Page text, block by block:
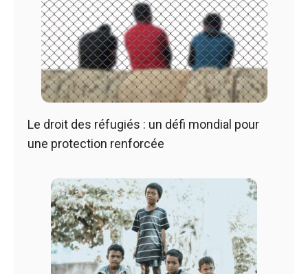
Le droit des réfugiés : un défi mondial pour
une protection renforcée